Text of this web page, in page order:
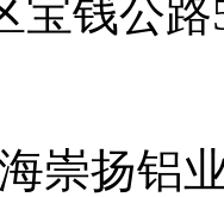
宝钱公
海崇扬